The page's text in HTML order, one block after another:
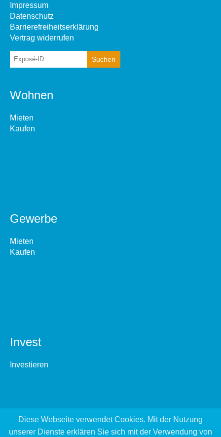
Impressum
Datenschutz
Barrierefreiheitserklärung
Vertrag widerrufen
Wohnen
Mieten
Kaufen
Gewerbe
Mieten
Kaufen
Invest
Investieren
Diese Webseite verwendet Cookies. Mit der Nutzung
unserer Dienste erklären Sie sich mit der Verwendung von